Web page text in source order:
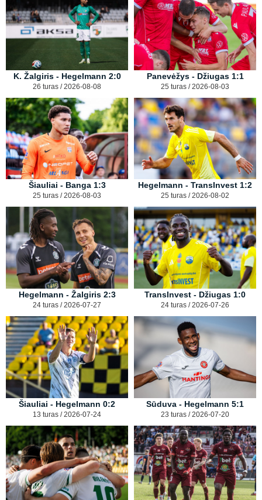
K. Žalgiris - Hegelmann 2:0
26 turas / 2026-08-08
Panevėžys - Džiugas 1:1
25 turas / 2026-08-03
Šiauliai - Banga 1:3
25 turas / 2026-08-03
Hegelmann - TransInvest 1:2
25 turas / 2026-08-02
Hegelmann - Žalgiris 2:3
24 turas / 2026-07-27
TransInvest - Džiugas 1:0
24 turas / 2026-07-26
Šiauliai - Hegelmann 0:2
13 turas / 2026-07-24
Sūduva - Hegelmann 5:1
23 turas / 2026-07-20